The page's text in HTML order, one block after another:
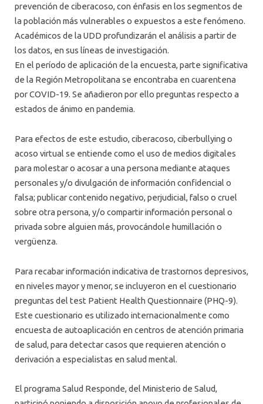
prevención de ciberacoso, con énfasis en los segmentos de
la población más vulnerables o expuestos a este fenómeno.
Académicos de la UDD profundizarán el análisis a partir de
los datos, en sus líneas de investigación.
En el período de aplicación de la encuesta, parte significativa
de la Región Metropolitana se encontraba en cuarentena
por COVID-19. Se añadieron por ello preguntas respecto a
estados de ánimo en pandemia.
Para efectos de este estudio, ciberacoso, ciberbullying o
acoso virtual se entiende como el uso de medios digitales
para molestar o acosar a una persona mediante ataques
personales y/o divulgación de información confidencial o
falsa; publicar contenido negativo, perjudicial, falso o cruel
sobre otra persona, y/o compartir información personal o
privada sobre alguien más, provocándole humillación o
vergüenza.
Para recabar información indicativa de trastornos depresivos,
en niveles mayor y menor, se incluyeron en el cuestionario
preguntas del test Patient Health Questionnaire (PHQ-9).
Este cuestionario es utilizado internacionalmente como
encuesta de autoaplicación en centros de atención primaria
de salud, para detectar casos que requieren atención o
derivación a especialistas en salud mental.
El programa Salud Responde, del Ministerio de Salud,